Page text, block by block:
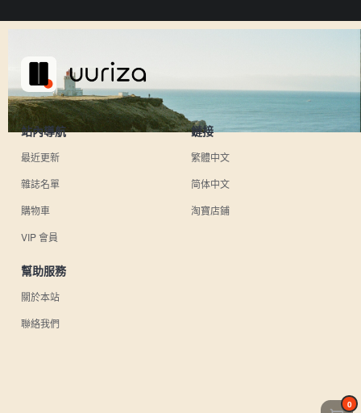
站內導航
最近更新
雜誌名單
購物車
VIP 會員
鏈接
繁體中文
简体中文
淘寶店鋪
幫助服務
關於本站
聯絡我們
0